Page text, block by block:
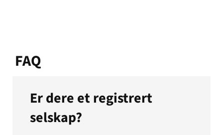
FAQ
Er dere et registrert
selskap?